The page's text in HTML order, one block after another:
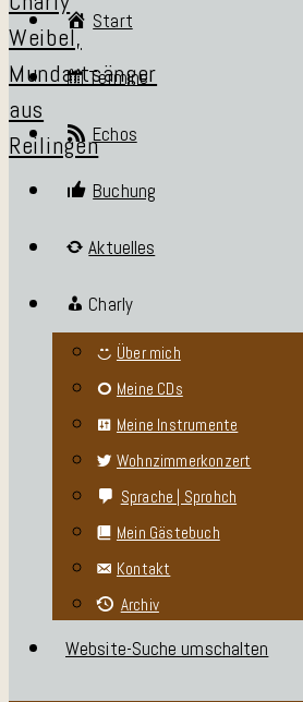
Start
Termine
Echos
Buchung
Aktuelles
Charly
Über mich
Meine CDs
Meine Instrumente
Wohnzimmerkonzert
Sprache | Sprohch
Mein Gästebuch
Kontakt
Archiv
Website-Suche umschalten